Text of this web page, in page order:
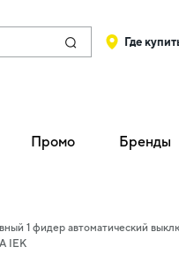
Где
Промо Бренды
1 фидер автоматический
IEK